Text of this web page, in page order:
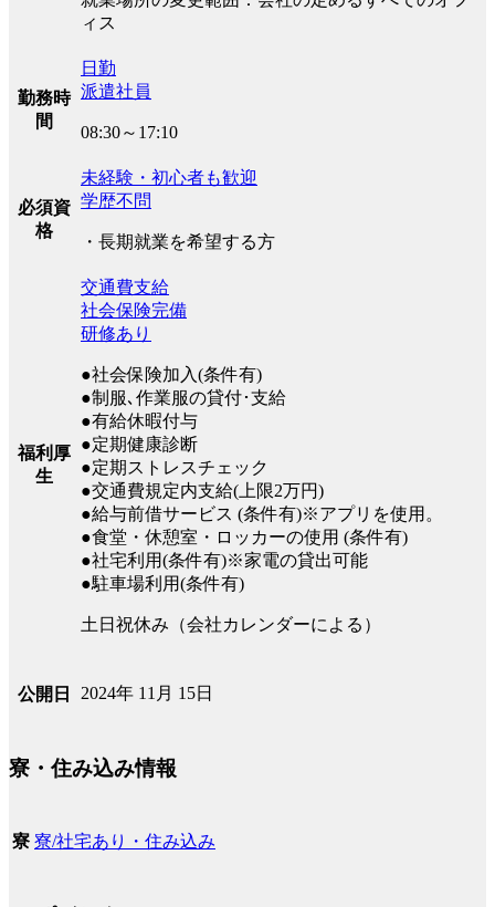
ィス
勤務時
間
日勤
派遣社員
08:30～17:10
必須資
格
未経験・初心者も歓迎
学歴不問
・長期就業を希望する方
福利厚
生
交通費支給
社会保険完備
研修あり
●社会保険加入(条件有)
●制服､作業服の貸付･支給
●有給休暇付与
●定期健康診断
●定期ストレスチェック
●交通費規定内支給(上限2万円)
●給与前借サービス (条件有)※アプリを使用。
●食堂・休憩室・ロッカーの使用 (条件有)
●社宅利用(条件有)※家電の貸出可能
●駐車場利用(条件有)
土日祝休み（会社カレンダーによる）
公開日 2024年 11月 15日
寮・住み込み情報
寮 寮/社宅あり・住み込み